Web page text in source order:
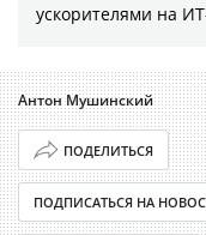
ускорителями на
Антон Мушинский
ПОДЕЛИТЬСЯ
ПОДПИСАТЬСЯ НА